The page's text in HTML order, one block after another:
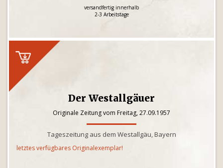
versandfertig innerhalb
2-3 Arbeitstage
Der Westallgäuer
Originale Zeitung vom Freitag, 27.09.1957
Tageszeitung aus dem Westallgäu, Bayern
letztes verfügbares Originalexemplar!